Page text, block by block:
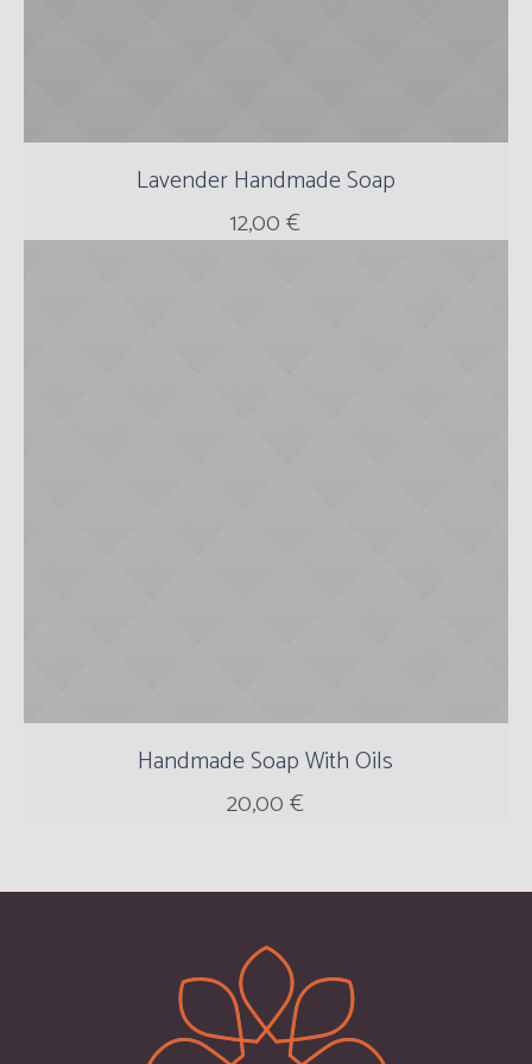
Lavender Handmade Soap
12,00€
Handmade Soap With Oils
20,00€